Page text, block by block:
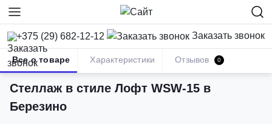
+375 (29) 682-12-12 Заказать звонок
Мебель в стиле лофт Стеллажи Лофт Стеллаж в стиле Лофт
Стеллаж в стиле Лофт WSW-15 в
Березино
Все о товаре Характеристики Отзывов 0